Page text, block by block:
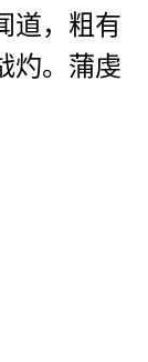
道，粗有
灼。蒲虔